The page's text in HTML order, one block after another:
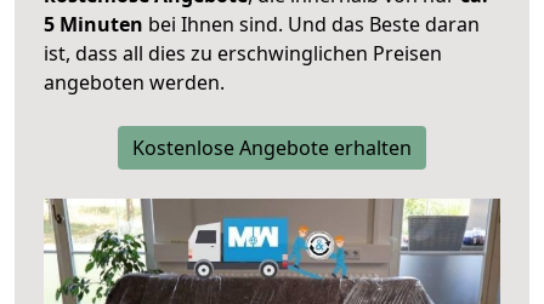
5 Minuten bei Ihnen sind. Und das Beste daran
ist, dass all dies zu erschwinglichen Preisen
angeboten werden.
Kostenlose Angebote erhalten